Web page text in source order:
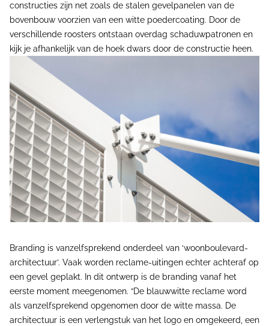
constructies zijn net zoals de stalen gevelpanelen van de
bovenbouw voorzien van een witte poedercoating. Door de
verschillende roosters ontstaan overdag schaduwpatronen en
kijk je afhankelijk van de hoek dwars door de constructie heen.
Branding is vanzelfsprekend onderdeel van ‘woonboulevard-
architectuur’. Vaak worden reclame-uitingen echter achteraf op
een gevel geplakt. In dit ontwerp is de branding vanaf het
eerste moment meegenomen. “De blauwwitte reclame word
als vanzelfsprekend opgenomen door de witte massa. De
architectuur is een verlengstuk van het logo en omgekeerd, een